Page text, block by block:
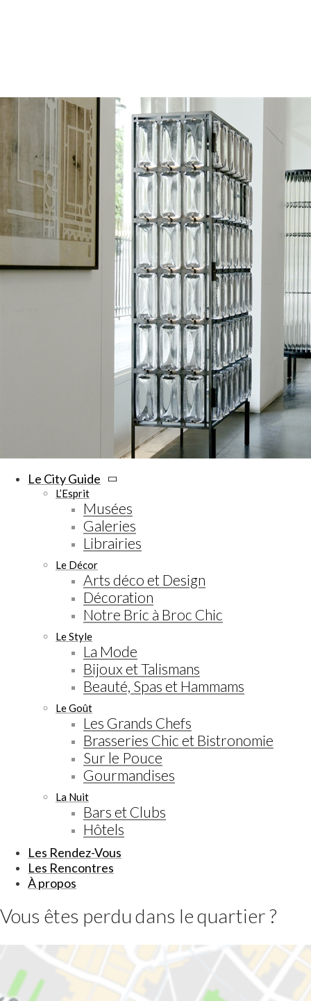
Le City Guide
L’Esprit
Musées
Galeries
Librairies
Le Décor
Arts déco et Design
Décoration
Notre Bric à Broc Chic
Le Style
La Mode
Bijoux et Talismans
Beauté, Spas et Hammams
Le Goût
Les Grands Chefs
Brasseries Chic et Bistronomie
Sur le Pouce
Gourmandises
La Nuit
Bars et Clubs
Hôtels
Les Rendez-Vous
Les Rencontres
À propos
Vous êtes perdu dans le quartier ?